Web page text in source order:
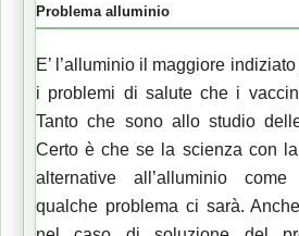
Problema alluminio
E’ l’alluminio il maggiore
i problemi di salute che i
Tanto che sono allo studio
Certo è che se la scienza con
alternative all’alluminio
qualche problema ci sarà.